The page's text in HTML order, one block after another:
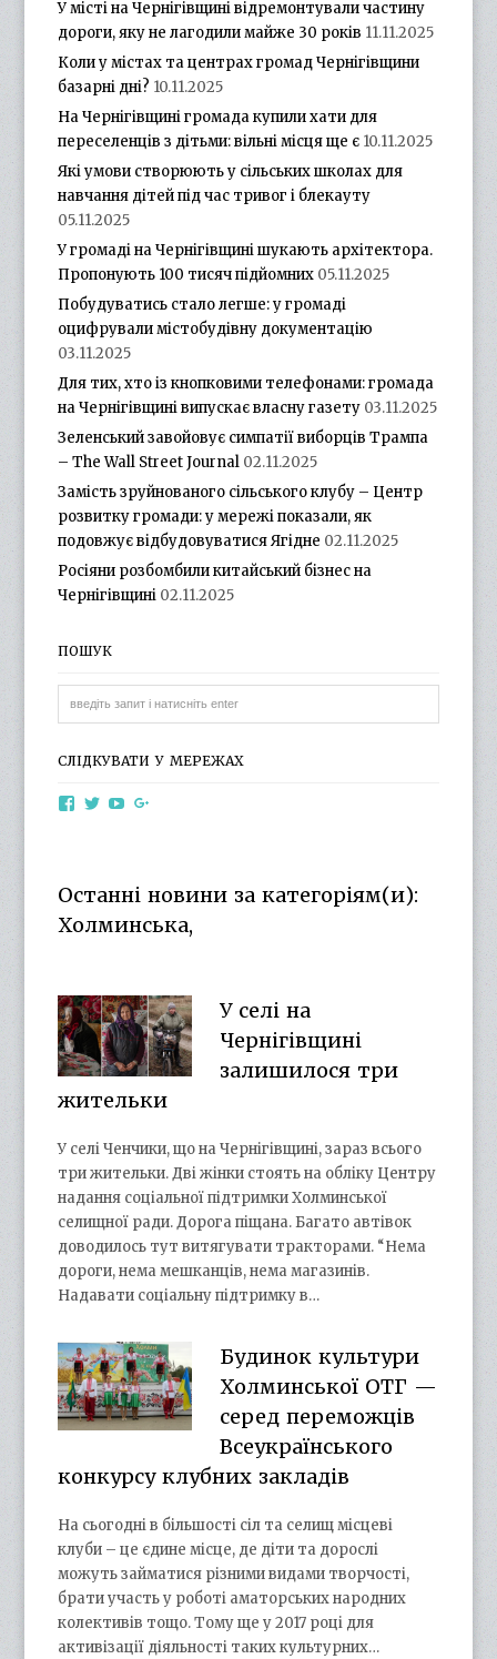
У місті на Чернігівщині відремонтували частину
дороги, яку не лагодили майже 30 років 11.11.2025
Коли у містах та центрах громад Чернігівщини
базарні дні? 10.11.2025
На Чернігівщині громада купили хати для
переселенців з дітьми: вільні місця ще є 10.11.2025
Які умови створюють у сільських школах для
навчання дітей під час тривог і блекауту
05.11.2025
У громаді на Чернігівщині шукають архітектора.
Пропонують 100 тисяч підйомних 05.11.2025
Побудуватись стало легше: у громаді
оцифрували містобудівну документацію
03.11.2025
Для тих, хто із кнопковими телефонами: громада
на Чернігівщині випускає власну газету 03.11.2025
Зеленський завойовує симпатії виборців Трампа
– The Wall Street Journal 02.11.2025
Замість зруйнованого сільського клубу – Центр
розвитку громади: у мережі показали, як
подовжує відбудовуватися Ягідне 02.11.2025
Росіяни розбомбили китайський бізнес на
Чернігівщині 02.11.2025
ПОШУК
СЛІДКУВАТИ У МЕРЕЖАХ
ViewViewView
YouTube
Останні новини за категоріям(и):
Холминська,
У селі на
Чернігівщині
залишилося три
жительки
У селі Ченчики, що на Чернігівщині, зараз всього
три жительки. Дві жінки стоять на обліку Центру
надання соціальної підтримки Холминської
селищної ради. Дорога піщана. Багато автівок
доводилось тут витягувати тракторами. “Нема
дороги, нема мешканців, нема магазинів.
Надавати соціальну підтримку в…
Будинок культури
Холминської ОТГ —
серед переможців
Всеукраїнського
конкурсу клубних закладів
На сьогодні в більшості сіл та селищ місцеві
клуби – це єдине місце, де діти та дорослі
можуть займатися різними видами творчості,
брати участь у роботі аматорських народних
колективів тощо. Тому ще у 2017 році для
активізації діяльності таких культурних…